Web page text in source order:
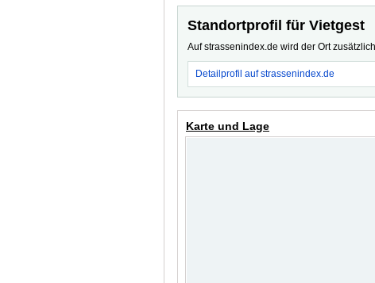
Standortprofil für Vietgest
Auf strassenindex.de wird der Ort
Detailprofil auf strassenindex.de
Karte und Lage